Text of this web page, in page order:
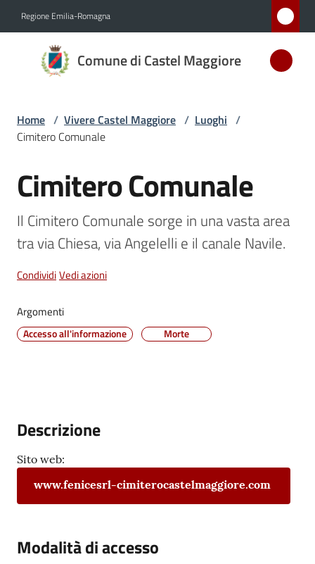
Regione Emilia-Romagna
Comune di Castel Maggiore
Comune
di Castel
D'ARGENTO
AL MERITO
Amministrazione
Vivere
Amministrazione
Trasparente
Home / Vivere Castel Maggiore / Luoghi /
Cimitero Comunale
Salta al contenuto
Cimitero Comunale
Il Cimitero Comunale sorge in una vasta area
tra via Chiesa, via Angelelli e il canale Navile.
CondividiVedi azioni
Argomenti
Accesso all'informazione Morte
Descrizione
Sito web:
www.fenicesrl-cimiterocastelmaggiore.com
Modalità di accesso